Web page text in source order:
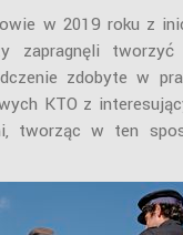
w 2019 roku z
zapragnęli tworzyć
zdobyte w
KTO z
tworząc w ten